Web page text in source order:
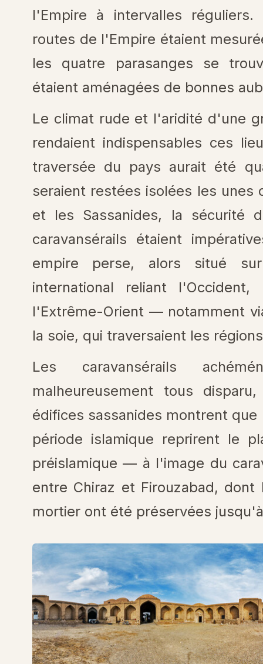
l'Empire à intervalles
routes de l'Empire étaient
les quatre parasanges se
étaient aménagées de bonnes
Le climat rude et l'aridité d'une
rendaient indispensables ces
traversée du pays aurait été
seraient restées isolées les unes
et les Sassanides, la sécurité
caravansérails étaient
empire perse, alors situé
international reliant
l'Extrême-Orient — notamment
la soie, qui traversaient les
Les caravansérails
malheureusement tous
édifices sassanides montrent
période islamique reprirent le
préislamique — à l'image du
entre Chiraz et Firouzabad,
mortier ont été préservées